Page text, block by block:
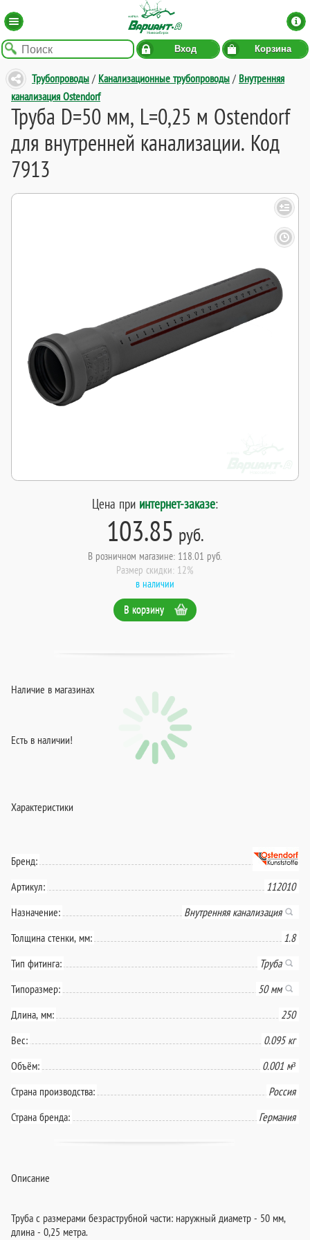
Вход Корзина
Трубопроводы / Канализационные трубопроводы / Внутренняя
канализация Ostendorf
Труба D=50 мм, L=0,25 м Ostendorf
для внутренней канализации. Код
7913
Цена при интернет-заказе:
103.85 руб.
В розничном магазине: 118.01 руб.
Размер скидки: 12%
в наличии
В корзину
Наличие в магазинах
Есть в наличии!
Характеристики
Бренд:
Артикул:
112010
Назначение:
Внутренняя канализация
Толщина стенки, мм:
1.8
Тип фитинга:
Труба
Типоразмер:
50 мм
Длина, мм:
250
Вес:
0.095 кг
Объём:
0.001 м³
Страна производства:
Россия
Страна бренда:
Германия
Описание
Труба с размерами безраструбной части: наружный диаметр - 50 мм,
длина - 0,25 метра.